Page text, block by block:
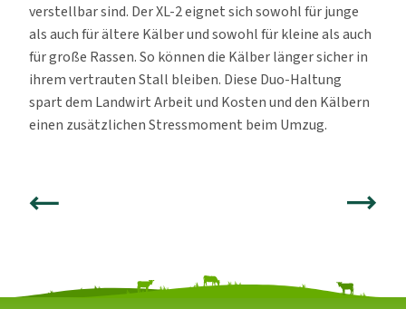
verstellbar sind. Der XL-2 eignet sich sowohl für junge
als auch für ältere Kälber und sowohl für kleine als auch
für große Rassen. So können die Kälber länger sicher in
ihrem vertrauten Stall bleiben. Diese Duo-Haltung
spart dem Landwirt Arbeit und Kosten und den Kälbern
einen zusätzlichen Stressmoment beim Umzug.